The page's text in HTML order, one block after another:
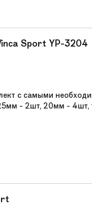
250 мм, диаметр 27,2
Sport YP-3204
с самыми
- 2шт, 20мм - 4шт,